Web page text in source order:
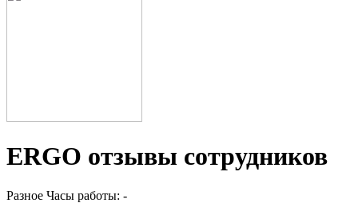
ERGO отзывы сотрудников
Разное Часы работы: -